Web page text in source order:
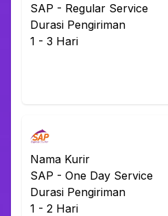
SAP - Regular Service
Durasi Pengiriman
1 - 3 Hari
Nama Kurir
SAP - One Day Service
Durasi Pengiriman
1 - 2 Hari